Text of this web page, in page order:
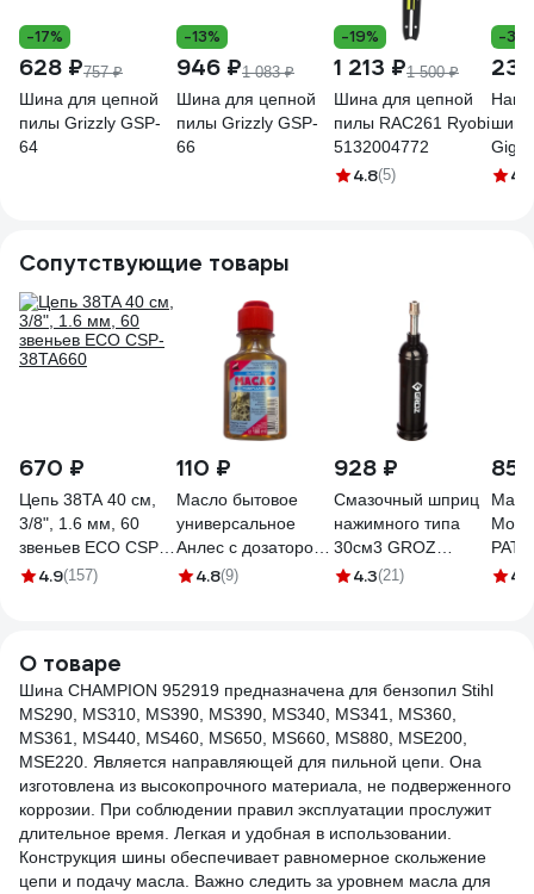
-17%
628 ₽757 ₽
Шина для цепной
пилы Grizzly GSP-
64
-13%
946 ₽1 083 ₽
Шина для цепной
пилы Grizzly GSP-
66
-19%
1 213 ₽1 500 ₽
Шина для цепной
пилы RAC261 Ryobi
5132004772
4.8(5)
-
4.6
Сопутствующие товары
670 ₽
Цепь 38TA 40 см,
3/8", 1.6 мм, 60
звеньев ECO CSP-
38TA660
4.9(157)
110 ₽
Масло бытовое
универсальное
Анлес с дозатором
флакон 100мл
4.8(9)
928 ₽
Смазочный шприц
нажимного типа
30см3 GROZ
GR43100 - G6P
4.3(21) 4.8
О товаре
Шина CHAMPION 952919 предназначена для бензопил Stihl
MS290, MS310, MS390, MS390, MS340, MS341, MS360,
MS361, MS440, MS460, MS650, MS660, MS880, MSE200,
MSE220. Является направляющей для пильной цепи. Она
изготовлена из высокопрочного материала, не подверженного
коррозии. При соблюдении правил эксплуатации прослужит
длительное время. Легкая и удобная в использовании.
Конструкция шины обеспечивает равномерное скольжение
цепи и подачу масла. Важно следить за уровнем масла для